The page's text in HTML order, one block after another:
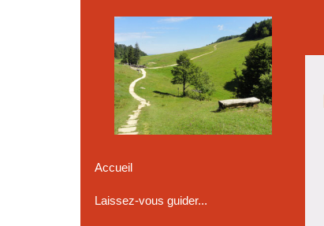
Accueil
Laissez-vous guider...